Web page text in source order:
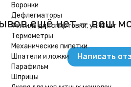
Воронки
Дефлегматоры
Фитиль для спиртовки, уп.10 шт
Термометры
Механические пипетки
Шпатели и ложки
Парафильм
Шприцы
ещё нет — ваш
Написать